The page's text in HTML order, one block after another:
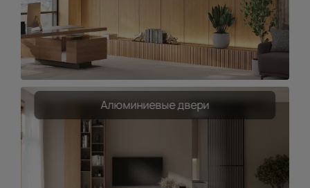
Алюминиевые двери